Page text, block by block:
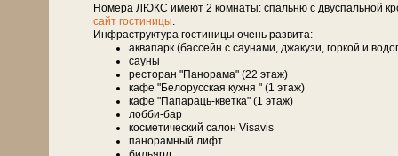
Номера ЛЮКС имеют 2 комнаты: спальню с двуспальной
сайт гостиницы.
Инфраструктура гостиницы очень развита:
аквапарк (бассейн с саунами, джакузи, горкой и
сауны
ресторан "Панорама" (22 этаж)
кафе "Белорусская кухня " (1 этаж)
кафе "Папараць-кветка" (1 этаж)
лобби-бар
косметический салон Visavis
панорамный лифт